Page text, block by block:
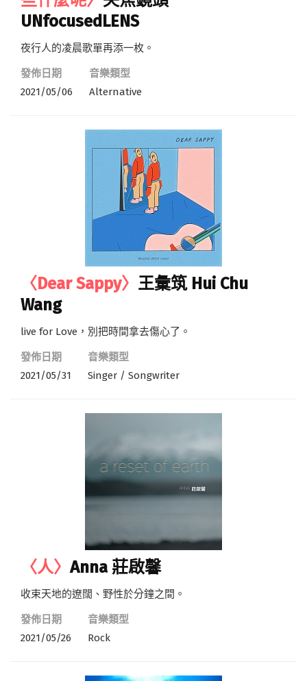
UNfocusedLENS
夜行人的凌晨歌單再添一枚。
發佈日期
2021/05/06
音樂類型
Alternative
〈Dear Sappy〉 王彙筑 Hui Chu
Wang
live for Love，別把時間拿去傷心了。
發佈日期
2021/05/31
音樂類型
Singer / Songwriter
〈人〉Anna 莊啟馨
收束天地的遼闊、野性於分鐘之間。
發佈日期
2021/05/26
音樂類型
Rock